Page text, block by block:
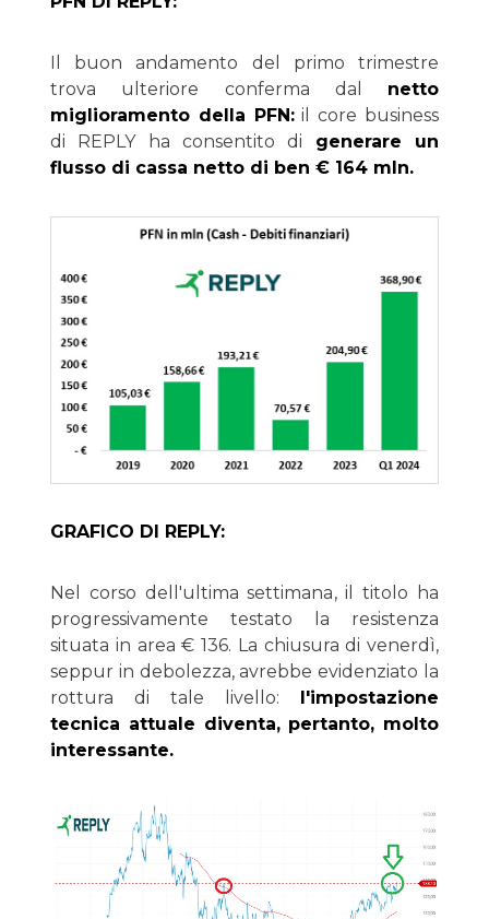
Il buon andamento del primo trimestre
trova ulteriore conferma dal netto
miglioramento della PFN:il core business
di REPLY ha consentito di generare un
flusso di cassa netto di ben € 164 mln.
GRAFICO DI REPLY:
Nel corso dell'ultima settimana, il titolo ha
progressivamente testato la resistenza
situata in area € 136. La chiusura di venerdì,
seppur in debolezza, avrebbe evidenziato la
rottura di tale livello: l'impostazione
tecnica attuale diventa, pertanto, molto
interessante.